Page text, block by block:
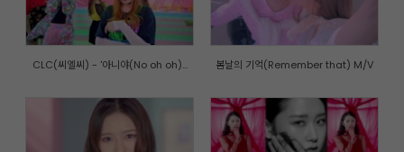
CLC(씨엘씨) - '아니야(No oh oh)... 봄날의 기억(Remember that) M/V